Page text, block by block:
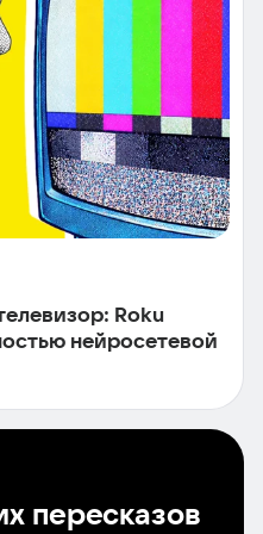
Roku
нейросетевой
пересказов